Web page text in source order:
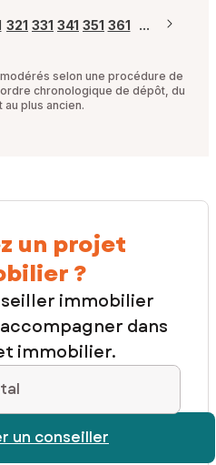
321 331 341 351 361 ...
selon une procédure de
chronologique de dépôt, du
au plus ancien.
un projet
?
immobilier
dans
immobilier.
un conseiller